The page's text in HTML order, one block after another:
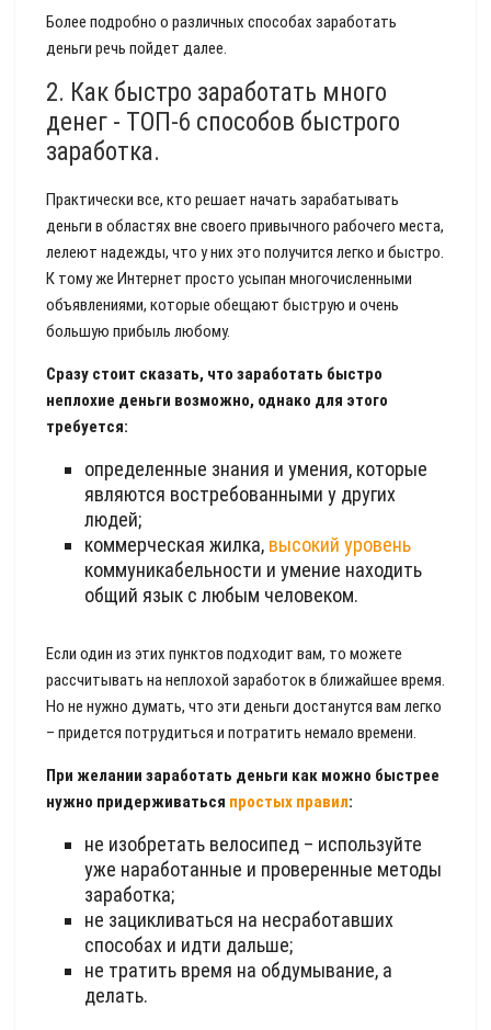
Более подробно о различных способах заработать
деньги речь пойдет далее.
2. Как быстро заработать много
денег - ТОП-6 способов быстрого
заработка.
Практически все, кто решает начать зарабатывать
деньги в областях вне своего привычного рабочего места,
лелеют надежды, что у них это получится легко и быстро.
К тому же Интернет просто усыпан многочисленными
объявлениями, которые обещают быструю и очень
большую прибыль любому.
Сразу стоит сказать, что заработать быстро
неплохие деньги возможно, однако для этого
требуется:
определенные знания и умения, которые
являются востребованными у других
людей;
коммерческая жилка, высокий уровень
коммуникабельности и умение находить
общий язык с любым человеком.
Если один из этих пунктов подходит вам, то можете
рассчитывать на неплохой заработок в ближайшее время.
Но не нужно думать, что эти деньги достанутся вам легко
– придется потрудиться и потратить немало времени.
При желании заработать деньги как можно быстрее
нужно придерживаться простых правил:
не изобретать велосипед – используйте
уже наработанные и проверенные методы
заработка;
не зацикливаться на несработавших
способах и идти дальше;
не тратить время на обдумывание, а
делать.